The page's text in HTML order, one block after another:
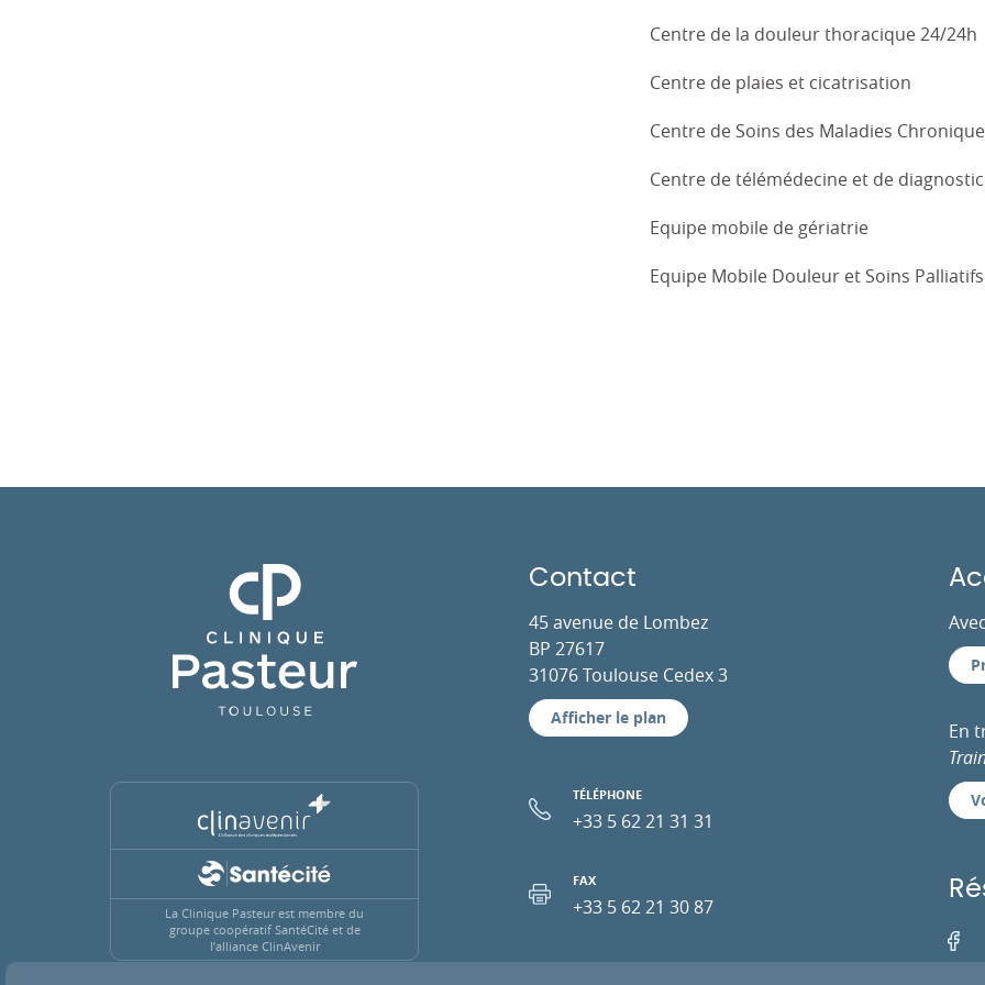
Centre de la douleur thoracique 24/24h
Centre de plaies et cicatrisation
Centre de Soins des Maladies
Centre de télémédecine et de diagnostic
Equipe mobile de gériatrie
Equipe Mobile Douleur et Soins Palliatifs
Clinique Pasteur
La Clinique Pasteur est membre du
groupe coopératif SantéCité et de
l’alliance ClinAvenir
Contact
45 avenue de Lombez
BP 27617
31076 Toulouse Cedex 3
Afficher le plan
TÉLÉPHONE
+33 5 62 21 31 31
FAX
+33 5 62 21 30 87
En